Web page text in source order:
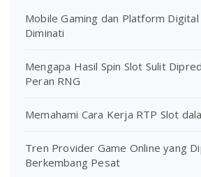
Mobile Gaming dan Platform Digital
Diminati
Mengapa Hasil Spin Slot Sulit
Peran RNG
Memahami Cara Kerja RTP Slot
Tren Provider Game Online yang
Berkembang Pesat